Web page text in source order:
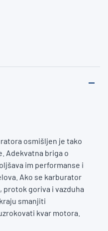
osmišljen je tako
Adekvatna briga o
im performanse i
Ako se karburator
protok goriva i vazduha
smanjiti
kvar motora.